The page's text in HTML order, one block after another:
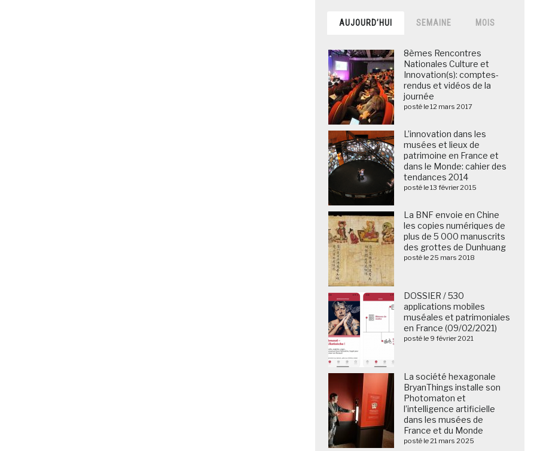
AUJOURD’HUI SEMAINE MOIS
8èmes Rencontres
Nationales Culture et
Innovation(s): comptes-
rendus et vidéos de la
journée
posté le 12 mars 2017
L’innovation dans les
musées et lieux de
patrimoine en France et
dans le Monde: cahier des
tendances 2014
posté le 13 février 2015
La BNF envoie en Chine
les copies numériques de
plus de 5 000 manuscrits
des grottes de Dunhuang
posté le 25 mars 2018
DOSSIER / 530
applications mobiles
muséales et patrimoniales
en France (09/02/2021)
posté le 9 février 2021
La société hexagonale
BryanThings installe son
Photomaton et
l’intelligence artificielle
dans les musées de
France et du Monde
posté le 21 mars 2025